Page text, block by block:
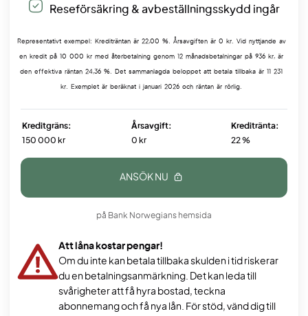
Reseförsäkring & avbeställningsskydd ingår
Representativt exempel: Krediträntan är 22,00 %. Årsavgiften är 0 kr. Vid nyttjande av
en kredit på 10 000 kr med återbetalning genom 12 månadsbetalningar på 936 kr, är
den effektiva räntan 24,36 %. Det sammanlagda beloppet att betala tillbaka är 11 231
kr. Exemplet är beräknat i januari 2026 och räntan är rörlig.
Kreditgräns:
150 000 kr
Årsavgift:
0 kr
Kreditränta:
22 %
ANSÖK NU
på Bank Norwegians hemsida
Att låna kostar pengar!
Om du inte kan betala tillbaka skulden i tid riskerar
du en betalningsanmärkning. Det kan leda till
svårigheter att få hyra bostad, teckna
abonnemang och få nya lån. För stöd, vänd dig till